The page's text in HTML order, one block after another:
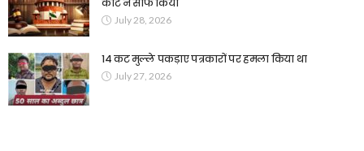
July 28, 2026
14 कट मुल्ले पकड़ाए पत्रकारों पर हमला किया था
July 27, 2026